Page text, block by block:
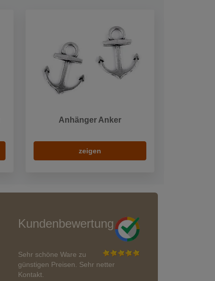
Anhänger Anker
zeigen
Kundenbewertung
Sehr schöne Ware zu
günstigen Preisen. Sehr netter
Kontakt.